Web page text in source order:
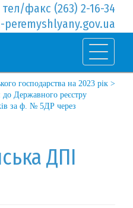
факс (263) 2-16-34
господарства на 2023 рік >
до Державного реєстру
за ф. № 5ДР через
ДПІ